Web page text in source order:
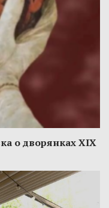
о дворянках XIX